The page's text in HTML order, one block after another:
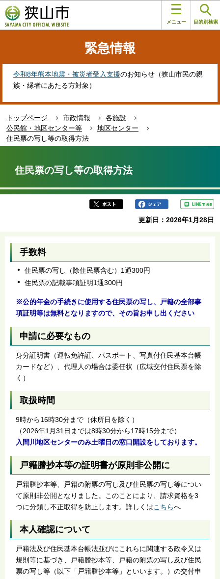
の
ペ
す
メニュー 目的別検索
緊急情報
令和8年熊本地震・被災者受入支援のお知らせ（狭山市民の親
族・縁者にあたる方対象）
トップページ 市政情報
各施設
公民館・地区センター等
地区センター
住民票の写し等の取得方法
か
住民票の写し等の取得方法
更新日：2026年1月28日
手数料
住民票の写し（除住民票含む）1通300円
住民票の記載事項証明1通300円
※公的年金の手続きに使用する住民票の写し、戸籍の全部事
項証明等は無料となりますので、その旨お申し出ください
申請に必要なもの
身分証明書（運転免許証、パスポート、写真付住民基本台帳
カードなど）、代理人の場合は委任状（広域交付住民票を除
く）
取扱時間
9時から16時30分まで（休所日を除く）
（2026年1月31日までは8時30分から17時15分まで）
入間川地区センターのみ土曜日の窓口開設をしております。
戸籍謄抄本等の証明書が原則非公開に
戸籍謄抄本等、戸籍の附票の写し及び住民票の写し等につい
て原則非公開となりました。このことにより、請求資格を3
つに分類し不正取得を防止します。詳しくはこちらへ
本人確認について
戸籍法及び住民基本台帳法並びにこれらに関連する政令又は
規則等に基づき、戸籍謄抄本等、戸籍の附票の写し及び住民
票の写し等（以下「戸籍謄抄本等」といいます。）の交付申